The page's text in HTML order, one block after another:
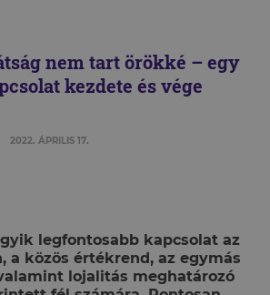
nem tart örökké – egy
kezdete és vége
2022. ÁPRILIS 17.
legfontosabb kapcsolat az
a közös értékrend, az egymás
lojalitás meghatározó